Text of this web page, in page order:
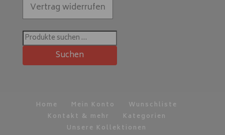
Vertrag widerrufen
Suchen
nach:
Suchen
Home Mein Konto
Wunschliste
Kontakt & mehr
Kategorien
Unsere Kollektionen